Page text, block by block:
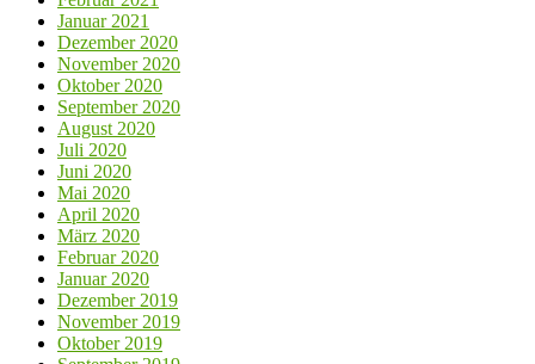
Januar 2021
Dezember 2020
November 2020
Oktober 2020
September 2020
August 2020
Juli 2020
Juni 2020
Mai 2020
April 2020
März 2020
Februar 2020
Januar 2020
Dezember 2019
November 2019
Oktober 2019